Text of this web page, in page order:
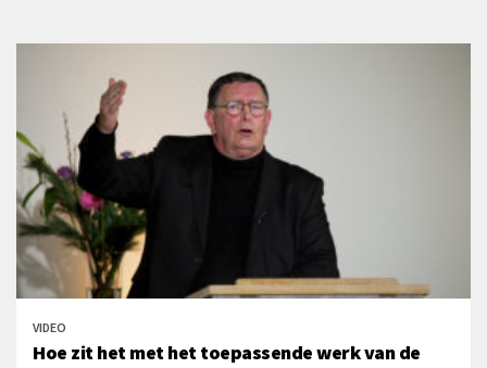
VIDEO
Hoe zit het met het toepassende werk van de